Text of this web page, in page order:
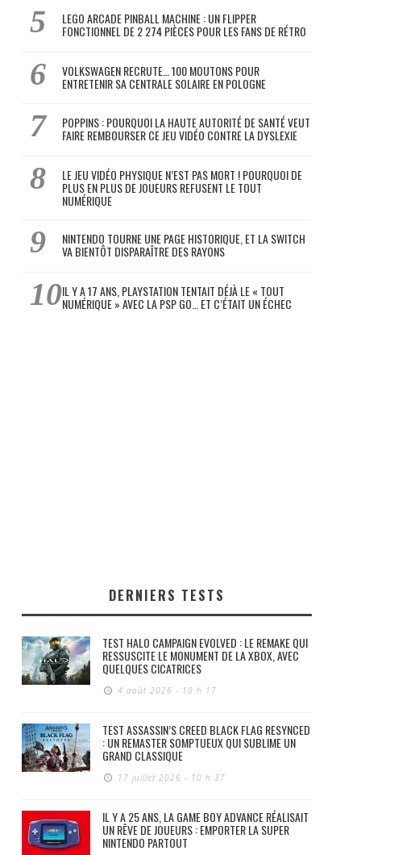
LEGO ARCADE PINBALL MACHINE : UN FLIPPER
FONCTIONNEL DE 2 274 PIÈCES POUR LES FANS DE RÉTRO
VOLKSWAGEN RECRUTE… 100 MOUTONS POUR
ENTRETENIR SA CENTRALE SOLAIRE EN POLOGNE
POPPINS : POURQUOI LA HAUTE AUTORITÉ DE SANTÉ VEUT
FAIRE REMBOURSER CE JEU VIDÉO CONTRE LA DYSLEXIE
LE JEU VIDÉO PHYSIQUE N’EST PAS MORT ! POURQUOI DE
PLUS EN PLUS DE JOUEURS REFUSENT LE TOUT
NUMÉRIQUE
NINTENDO TOURNE UNE PAGE HISTORIQUE, ET LA SWITCH
VA BIENTÔT DISPARAÎTRE DES RAYONS
IL Y A 17 ANS, PLAYSTATION TENTAIT DÉJÀ LE « TOUT
NUMÉRIQUE » AVEC LA PSP GO… ET C’ÉTAIT UN ÉCHEC
DERNIERS TESTS
TEST HALO CAMPAIGN EVOLVED : LE REMAKE QUI
RESSUSCITE LE MONUMENT DE LA XBOX, AVEC
QUELQUES CICATRICES
4 août 2026 - 10 h 17
TEST ASSASSIN’S CREED BLACK FLAG RESYNCED
: UN REMASTER SOMPTUEUX QUI SUBLIME UN
GRAND CLASSIQUE
17 juillet 2026 - 10 h 37
IL Y A 25 ANS, LA GAME BOY ADVANCE RÉALISAIT
UN RÊVE DE JOUEURS : EMPORTER LA SUPER
NINTENDO PARTOUT